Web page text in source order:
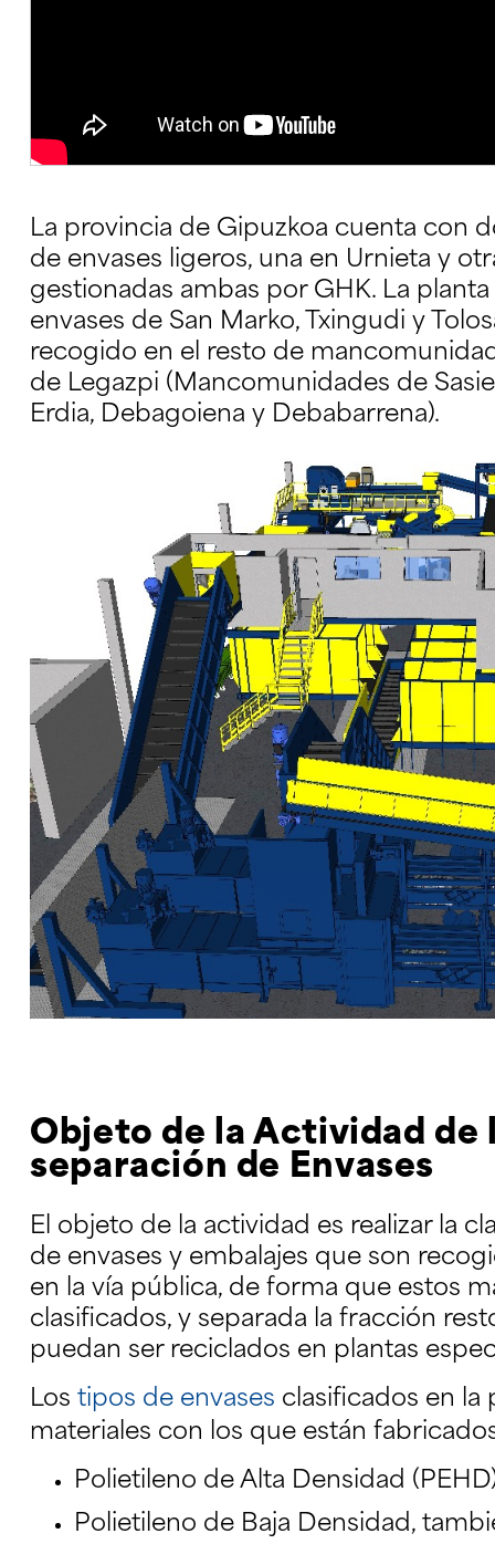
La provincia de Gipuzkoa cuenta con
de envases ligeros, una en Urnieta y
gestionadas ambas por GHK. La
envases de San Marko, Txingudi y
recogido en el resto de
de Legazpi (Mancomunidades de
Erdia, Debagoiena y Debabarrena).
Objeto de la Actividad de
separación de Envases
El objeto de la actividad es realizar la
de envases y embalajes que son
en la vía pública, de forma que estos
clasificados, y separada la fracción
puedan ser reciclados en plantas
Lostipos de envases clasificados en la
materiales con los que están
Polietileno de Alta Densidad
Polietileno de Baja Densidad,